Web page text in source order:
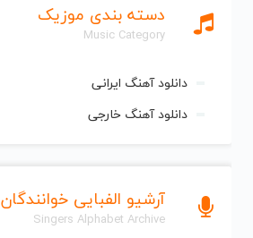
دسته بندی موزیک
Music Category
دانلود آهنگ ایرانی
دانلود آهنگ خارجی
آرشیو الفبایی خوانندگان
Singers Alphabet Archive